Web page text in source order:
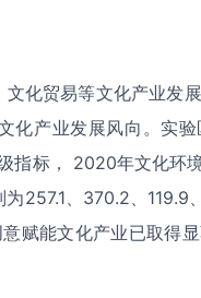
化贸易等文化产业发
化产业发展风向。实
指标， 2020年文化环
257.1、370.2、
赋能文化产业已取得